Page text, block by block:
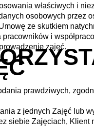
właściwych i
osobowych przez
ze skutkiem
i
zajęć.
prawdziwych,
z jednych Zajęć lub
siebie Zajęciach,